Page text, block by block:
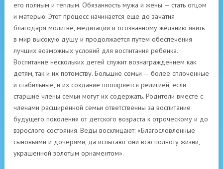
его полным и теплым. Обязанность мужа и жены — стать отцом
и матерью. Этот процесс начинается еще до зачатия
благодаря молитве, медитации и осознанному желанию явить
в мир высокую душу и продолжается путем обеспечения
лучших возможных условий для воспитания ребенка.
Воспитание нескольких детей служит вознаграждением как
детям, так и их потомству. Большие семьи — более сплоченные
и стабильные, и их создание поощряется религией, если
старшие члены семьи могут их содержать. Родители вместе с
членами расширенной семьи ответственны за воспитание
будущего поколения от детского возраста к отроческому и до
взрослого состояния. Веды восклицают: «Благословленные
сыновьями и дочерями, да испытают они всю полноту жизни,
украшенной золотым орнаментом».